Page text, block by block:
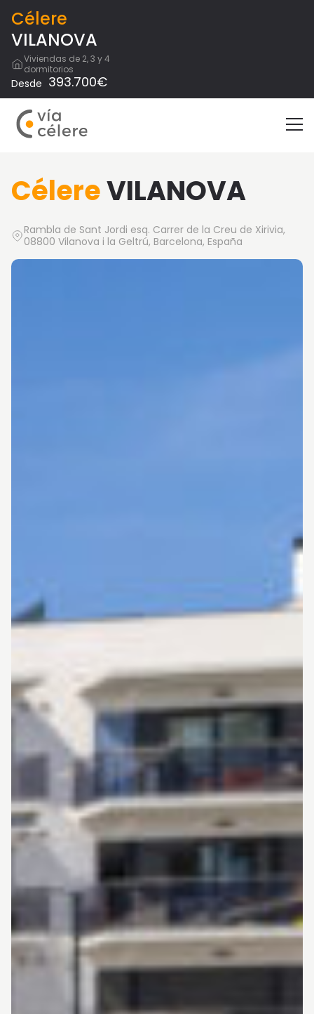
Célere
VILANOVA
Viviendas de 2, 3 y 4
dormitorios
Desde 393.700€
CélereVILANOVA
Rambla de Sant Jordi esq. Carrer de la Creu de Xirivia,
08800 Vilanova i la Geltrú, Barcelona, España